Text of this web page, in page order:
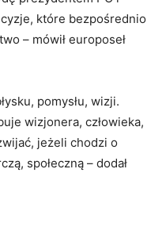
które bezpośrednio
– mówił europoseł
pomysłu, wizji.
wizjonera, człowieka,
jeżeli chodzi o
społeczną – dodał